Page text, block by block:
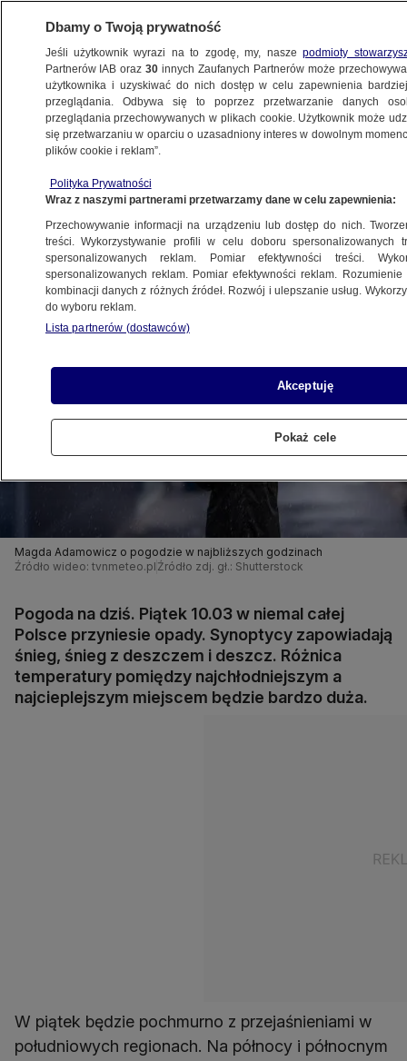
METEO
POGODA
i ogromna różnica temperatury
10.03.2023, 02:00
Udostępnij
Magda Adamowicz o pogodzie w najbliższych godzinach
Źródło wideo: tvnmeteo.pl Źródło zdj. gł.: Shutterstock
Pogoda na dziś. Piątek 10.03 w niemal całej
Polsce przyniesie opady. Synoptycy zapowiadają
śnieg, śnieg z deszczem i deszcz. Różnica
temperatury pomiędzy najchłodniejszym a
najcieplejszym miejscem będzie bardzo duża.
W piątek będzie pochmurno z przejaśnieniami w
południowych regionach. Na północy i północnym
Dbamy o Twoją prywatność
Jeśli użytkownik wyrazi na to zgodę, my, naszepodmioty
Partnerów IAB oraz30 innych Zaufanych Partnerów może
użytkownika i uzyskiwać do nich dostęp w celu zapewnienia
przeglądania. Odbywa się to poprzez przetwarzanie danych
przeglądania przechowywanych w plikach cookie. Użytkownik może
się przetwarzaniu w oparciu o uzasadniony interes w dowolnym
plików cookie i reklam”.
Polityka Prywatności
Wraz z naszymi partnerami przetwarzamy dane w celu zapewnienia:
Przechowywanie informacji na urządzeniu lub dostęp do nich.
treści. Wykorzystywanie profili w celu doboru spersonalizowanych
spersonalizowanych reklam. Pomiar efektywności treści.
spersonalizowanych reklam. Pomiar efektywności reklam.
kombinacji danych z różnych źródeł. Rozwój i ulepszanie usług.
do wyboru reklam.
Lista partnerów (dostawców)
Akceptuję
Pokaż cele